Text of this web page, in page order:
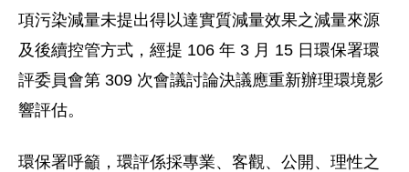
項污染減量未提出得以達實質減量效果之減量來源
及後續控管方式，經提 106 年 3 月 15 日環保署環
評委員會第 309 次會議討論決議應重新辦理環境影
響評估。
環保署呼籲，環評係採專業、客觀、公開、理性之